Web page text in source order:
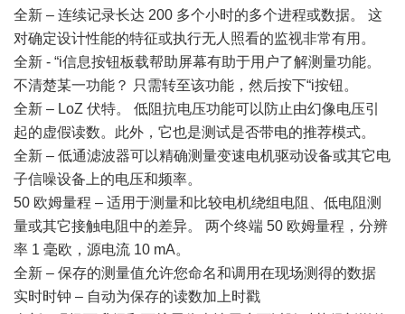
全新 – 连续记录长达 200 多个小时的多个进程或数据。 这
对确定设计性能的特征或执行无人照看的监视非常有用。
全新 - “i信息按钮板载帮助屏幕有助于用户了解测量功能。
不清楚某一功能？ 只需转至该功能，然后按下“i按钮。
全新 – LoZ 伏特。 低阻抗电压功能可以防止由幻像电压引
起的虚假读数。此外，它也是测试是否带电的推荐模式。
全新 – 低通滤波器可以精确测量变速电机驱动设备或其它电
子信噪设备上的电压和频率。
50 欧姆量程 – 适用于测量和比较电机绕组电阻、低电阻测
量或其它接触电阻中的差异。 两个终端 50 欧姆量程，分辨
率 1 毫欧，源电流 10 mA。
全新 – 保存的测量值允许您命名和调用在现场测得的数据
实时时钟 – 自动为保存的读数加上时戳